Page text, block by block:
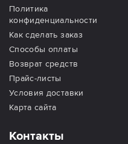
Политика
конфиденциальности
Как сделать заказ
Способы оплаты
Возврат средств
Прайс-листы
Условия доставки
Карта сайта
Контакты